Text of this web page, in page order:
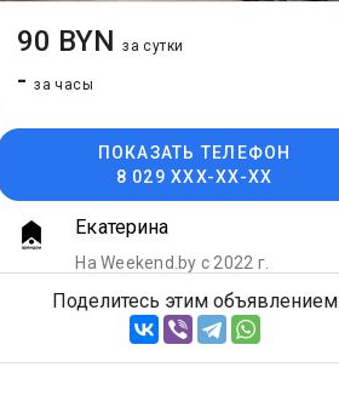
90 BYNза сутки
-за часы
ПОКАЗАТЬ ТЕЛЕФОН
8 029 XXX-XX-XX
Екатерина
На Weekend.by с 2022 г.
Поделитесь этим объявлением